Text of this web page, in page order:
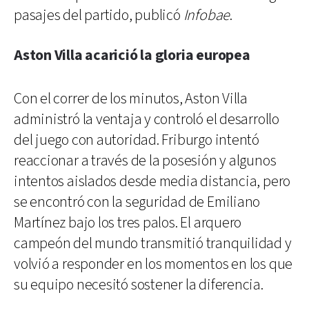
pasajes del partido, publicó Infobae.
Aston Villa acarició la gloria europea
Con el correr de los minutos, Aston Villa
administró la ventaja y controló el desarrollo
del juego con autoridad. Friburgo intentó
reaccionar a través de la posesión y algunos
intentos aislados desde media distancia, pero
se encontró con la seguridad de Emiliano
Martínez bajo los tres palos. El arquero
campeón del mundo transmitió tranquilidad y
volvió a responder en los momentos en los que
su equipo necesitó sostener la diferencia.